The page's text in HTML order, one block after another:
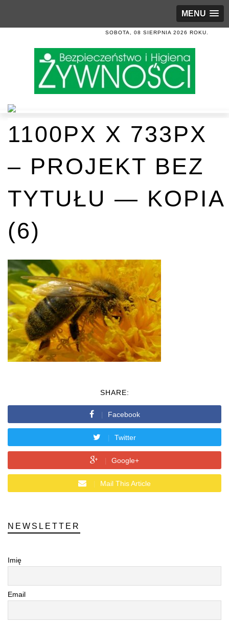
MENU
SOBOTA, 08 SIERPNIA 2026 ROKU.
1100PX X 733PX
– PROJEKT BEZ
TYTUŁU — KOPIA
(6)
SHARE:
Facebook
Twitter
Google+
Mail This Article
NEWSLETTER
Imię
Email